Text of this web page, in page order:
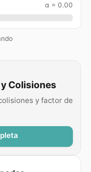
α = 0.00
Colisiones
y factor de